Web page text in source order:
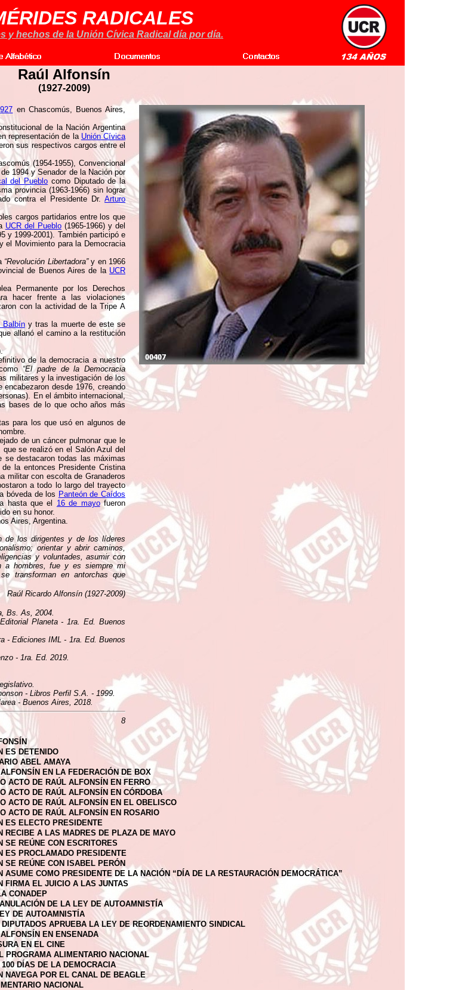
RADICALES
y hechos de la Unión Cívica Radical día por día.
Raúl Alfonsín
(1927-2009)
en Chascomús, Buenos Aires,
de la Nación Argentina
representación de la Unión Cívica
sus respectivos cargos entre el
(1954-1955), Convencional
1994 y Senador de la Nación por
del Pueblo como Diputado de la
provincia (1963-1966) sin lograr
contra el Presidente Dr. Arturo
cargos partidarios entre los que
UCR del Pueblo(1965-1966) y del
y 1999-2001). También participó e
el Movimiento para la Democracia
“Revolución Libertadora”y en 1966
de Buenos Aires de la UCR
Permanente por los Derechos
hacer frente a las violaciones
con la actividad de la Tripe A
Balbíny tras la muerte de este se
allanó el camino a la restitución
de la democracia a nuestro
“El padre de la Democracia
militares y la investigación de los
desde 1976, creando
En el ámbito internacional,
bases de lo que ocho años más
para los que usó en algunos de
de un cáncer pulmonar que le
se realizó en el Salón Azul del
se destacaron todas las máximas
la entonces Presidente Cristina
militar con escolta de Granaderos
a todo lo largo del trayecto
bóveda de los Panteón de Caídos
hasta que el 16 de mayofueron
en su honor.
Aires, Argentina.
de los dirigentes y de los líderes
orientar y abrir caminos,
y voluntades, asumir con
a hombres, fue y es siempre mi
transforman en antorchas que
Raúl Ricardo Alfonsín (1927-2009)
Bs. As, 2004.
Planeta - 1ra. Ed. Buenos
- Ediciones IML - 1ra. Ed. Buenos
- 1ra. Ed. 2019.
- Libros Perfil S.A. - 1999.
- Buenos Aires, 2018.
8
ES DETENIDO
ABEL AMAYA
EN LA FEDERACIÓN DE BOX
ACTO DE RAÚL ALFONSÍN EN FERRO
ACTO DE RAÚL ALFONSÍN EN CÓRDOBA
ACTO DE RAÚL ALFONSÍN EN EL OBELISCO
ACTO DE RAÚL ALFONSÍN EN ROSARIO
ES ELECTO PRESIDENTE
RECIBE A LAS MADRES DE PLAZA DE MAYO
SE REÚNE CON ESCRITORES
ES PROCLAMADO PRESIDENTE
SE REÚNE CON ISABEL PERÓN
ASUME COMO PRESIDENTE DE LA NACIÓN “DÍA DE LA RESTAURACIÓN DEMOCRÁTICA”
FIRMA EL JUICIO A LAS JUNTAS
CONADEP
DE LA LEY DE AUTOAMNISTÍA
DE AUTOAMNISTÍA
APRUEBA LA LEY DE REORDENAMIENTO SINDICAL
EN ENSENADA
EN EL CINE
PROGRAMA ALIMENTARIO NACIONAL
DÍAS DE LA DEMOCRACIA
NAVEGA POR EL CANAL DE BEAGLE
NACIONAL